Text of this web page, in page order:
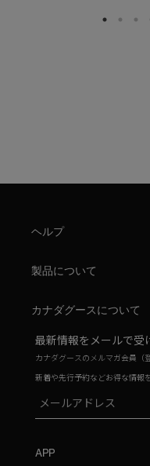
ヘルプ
製品について
カナダグースについて
最新情報をメールで受
カナダグースのメルマガ会員（
新着や先行予約などお得な情報
APP